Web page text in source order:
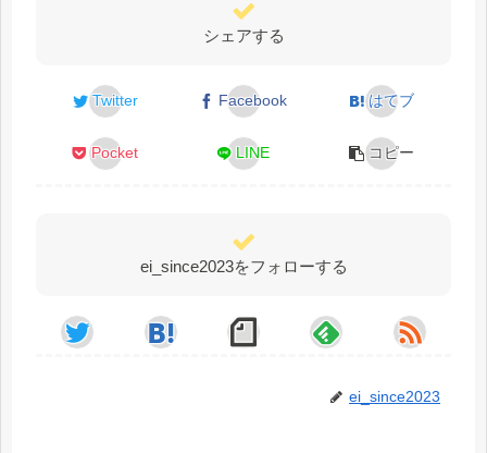
シェアする
Twitter Facebook はてブ
Pocket LINE コピー
ei_since2023をフォローする
ei_since2023